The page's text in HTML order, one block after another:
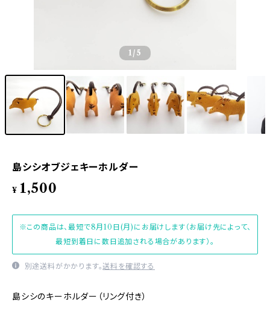
1 /5
島シシオブジェキーホルダー
¥ 1,500
※この商品は、最短で8月10日(月)にお届けします（お届け先によって、
最短到着日に数日追加される場合があります）。
別途送料がかかります。送料を確認する
島シシのキーホルダー（リング付き）